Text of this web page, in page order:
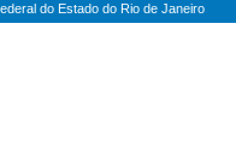
do Estado do Rio de Janeiro